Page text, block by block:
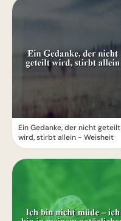
Ein Gedanke, der nicht geteilt
wird, stirbt allein - Weisheit